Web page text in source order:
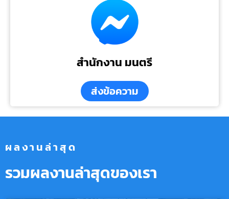
สำนักงาน มนตรี
ส่งข้อความ
ผลงานล่าสุด
รวมผลงานล่าสุดของเรา